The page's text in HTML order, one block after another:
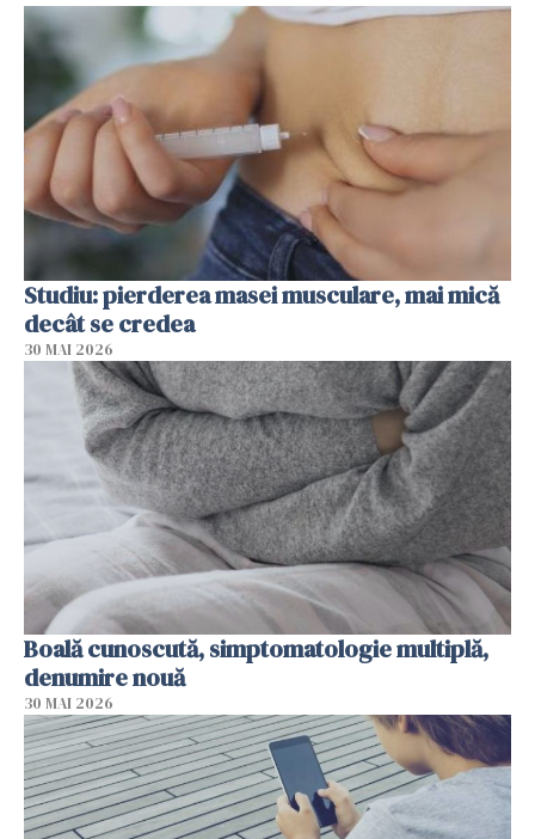
Studiu: pierderea masei musculare, mai mică
decât se credea
30 MAI 2026
Boală cunoscută, simptomatologie multiplă,
denumire nouă
30 MAI 2026